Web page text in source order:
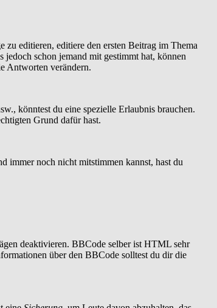
editieren, editiere den ersten Beitrag im Thema
schon jemand mit gestimmt hat, können
Antworten verändern.
könntest du eine spezielle Erlaubnis brauchen.
Grund dafür hast.
immer noch nicht mitstimmen kannst, hast du
deaktivieren. BBCode selber ist HTML sehr
über den BBCode solltest du dir die